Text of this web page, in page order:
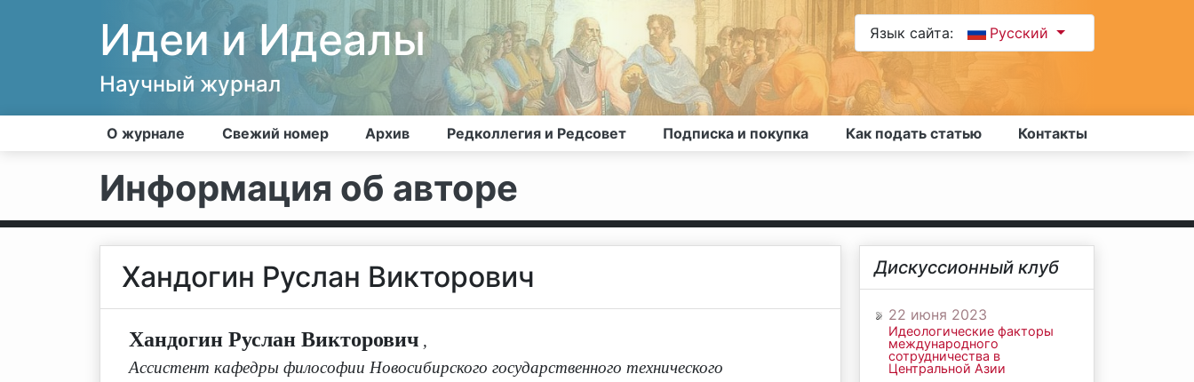
Идеи и Идеалы
Научный журнал
Язык сайта: Русский
О журнале Свежий номер Архив Редколлегия и Редсовет Подписка и покупка Как подать статью Контакты
Информация об авторе
Хандогин Руслан Викторович
Хандогин Руслан Викторович ,
Ассистент кафедры философии Новосибирского государственного технического
Дискуссионный клуб
22 июня 2023
Идеологические факторы
международного
сотрудничества в
Центральной Азии